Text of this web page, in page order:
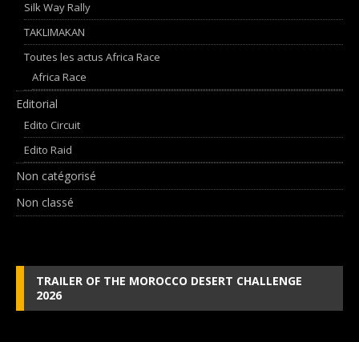
Silk Way Rally
TAKLIMAKAN
Toutes les actus Africa Race
Africa Race
Editorial
Edito Circuit
Edito Raid
Non catégorisé
Non classé
TRAILER OF THE MOROCCO DESERT CHALLENGE
2026